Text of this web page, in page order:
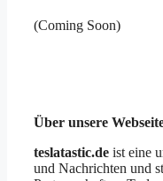
(Coming Soon)
Über unsere
teslatastic.de ist eine
und Nachrichten und